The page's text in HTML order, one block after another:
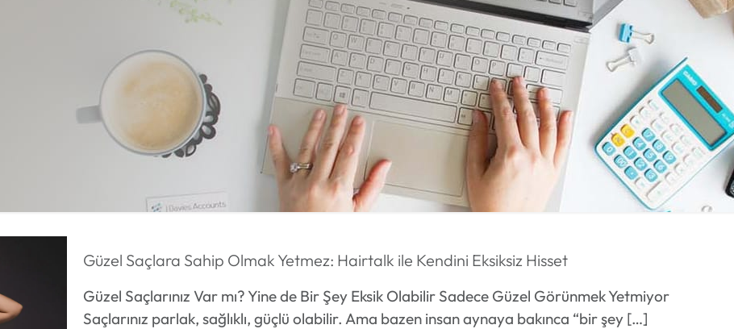
Güzel Saçlara Sahip Olmak Yetmez: Hairtalk ile Kendini Eksiksiz Hisset
Güzel Saçlarınız Var mı? Yine de Bir Şey Eksik Olabilir Sadece Güzel Görünmek Yetmiyor
Saçlarınız parlak, sağlıklı, güçlü olabilir. Ama bazen insan aynaya bakınca “bir şey[…]